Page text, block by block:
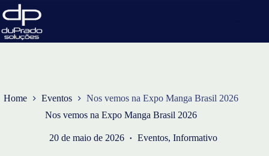
Home Eventos
Nos vemos na Expo Manga Brasil 2026
Nos vemos na Expo Manga Brasil 2026
20 de maio de 2026 Eventos, Informativo